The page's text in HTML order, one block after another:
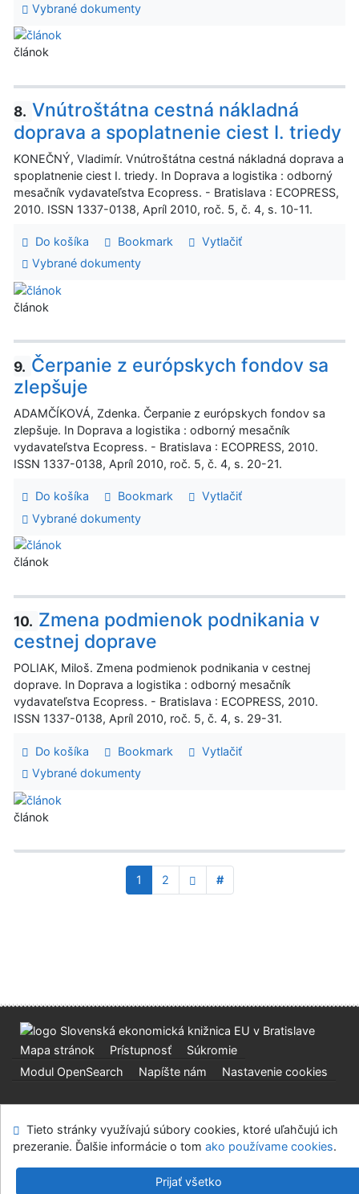
Vybrané dokumenty
článok
8. Vnútroštátna cestná nákladná
doprava a spoplatnenie ciest I. triedy
KONEČNÝ, Vladimír. Vnútroštátna cestná nákladná doprava a
spoplatnenie ciest I. triedy. In Doprava a logistika : odborný
mesačník vydavateľstva Ecopress. - Bratislava : ECOPRESS,
2010. ISSN 1337-0138, Apríl 2010, roč. 5, č. 4, s. 10-11.
Do košíka Bookmark
Vytlačiť
Vybrané dokumenty
článok
9. Čerpanie z európskych fondov sa
zlepšuje
ADAMČÍKOVÁ, Zdenka. Čerpanie z európskych fondov sa
zlepšuje. In Doprava a logistika : odborný mesačník
vydavateľstva Ecopress. - Bratislava : ECOPRESS, 2010.
ISSN 1337-0138, Apríl 2010, roč. 5, č. 4, s. 20-21.
Do košíka Bookmark
Vytlačiť
Vybrané dokumenty
článok
10. Zmena podmienok podnikania v
cestnej doprave
POLIAK, Miloš. Zmena podmienok podnikania v cestnej
doprave. In Doprava a logistika : odborný mesačník
vydavateľstva Ecopress. - Bratislava : ECOPRESS, 2010.
ISSN 1337-0138, Apríl 2010, roč. 5, č. 4, s. 29-31.
Do košíka Bookmark
Vytlačiť
Vybrané dokumenty
článok
1 2 #
Mapa stránok Prístupnosť
Súkromie
Modul OpenSearch
Napíšte nám Nastavenie cookies
©1993-2026 IPACv.4.8.63a- Cosmotron Slovakia, s.r.o.
Tieto stránky využívajú súbory cookies, ktoré uľahčujú ich
prezeranie. Ďalšie informácie o tom ako používame cookies.
Prijať všetko